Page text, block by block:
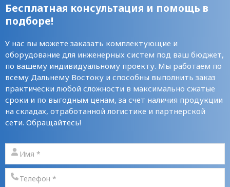
Бесплатная консультация и помощь в
подборе!
У нас вы можете заказать комплектующие и
оборудование для инженерных систем под ваш бюджет,
по вашему индивидуальному проекту. Мы работаем по
всему Дальнему Востоку и способны выполнить заказ
практически любой сложности в максимально сжатые
сроки и по выгодным ценам, за счет наличия продукции
на складах, отработанной логистике и партнерской
сети. Обращайтесь!